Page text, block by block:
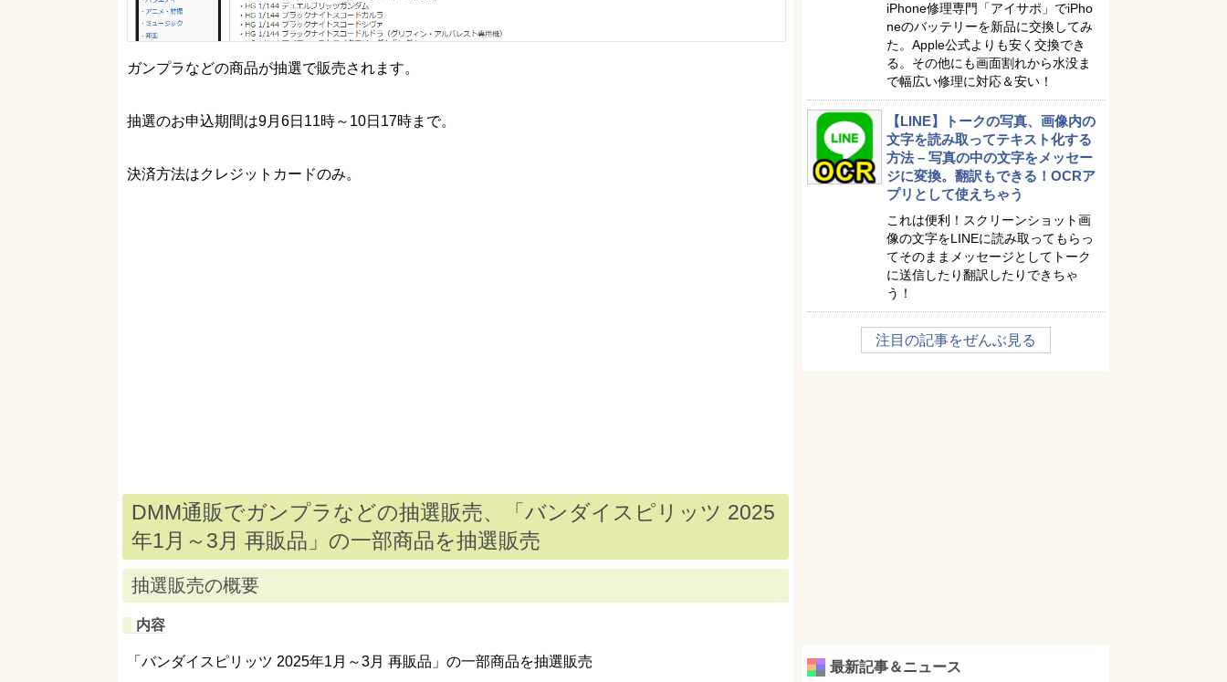
ガンプラなどの商品が抽選で販売されます。
抽選のお申込期間は9月6日11時～10日17時まで。
決済方法はクレジットカードのみ。
DMM通販でガンプラなどの抽選販売、「バンダイスピリッツ 2025
年1月～3月 再販品」の一部商品を抽選販売
抽選販売の概要
内容
「バンダイスピリッツ 2025年1月～3月 再販品」の一部商品を抽選販売
iPhone修理専門「アイサポ」でiPho
neのバッテリーを新品に交換してみ
た。Apple公式よりも安く交換でき
る。その他にも画面割れから水没ま
で幅広い修理に対応＆安い！
【LINE】トークの写真、画像内の
文字を読み取ってテキスト化する
方法 – 写真の中の文字をメッセー
ジに変換。翻訳もできる！OCRア
プリとして使えちゃう
これは便利！スクリーンショット画
像の文字をLINEに読み取ってもらっ
てそのままメッセージとしてトーク
に送信したり翻訳したりできちゃ
う！
注目の記事をぜんぶ見る
最新記事＆ニュース